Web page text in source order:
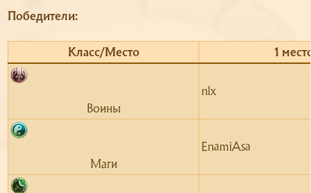
Победители:
Класс/Место​ 1
Воины​
nlx
Маги​
EnamiAsa